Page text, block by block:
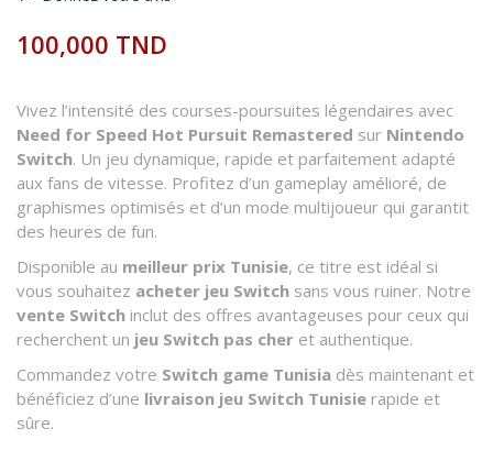
100,000 TND
Vivez l’intensité des courses-poursuites légendaires avec
Need for Speed Hot Pursuit Remastered sur Nintendo
Switch. Un jeu dynamique, rapide et parfaitement adapté
aux fans de vitesse. Profitez d’un gameplay amélioré, de
graphismes optimisés et d’un mode multijoueur qui garantit
des heures de fun.
Disponible au meilleur prix Tunisie, ce titre est idéal si
vous souhaitez acheter jeu Switch sans vous ruiner. Notre
vente Switch inclut des offres avantageuses pour ceux qui
recherchent un jeu Switch pas cher et authentique.
Commandez votre Switch game Tunisia dès maintenant et
bénéficiez d’une livraison jeu Switch Tunisie rapide et
sûre.